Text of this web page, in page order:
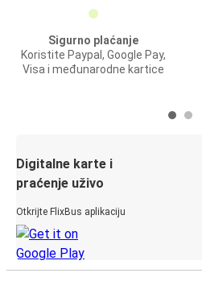
Sigurno plaćanje
Koristite Paypal, Google Pay,
Visa i međunarodne kartice
Digitalne karte i
praćenje uživo
Otkrijte FlixBus aplikaciju